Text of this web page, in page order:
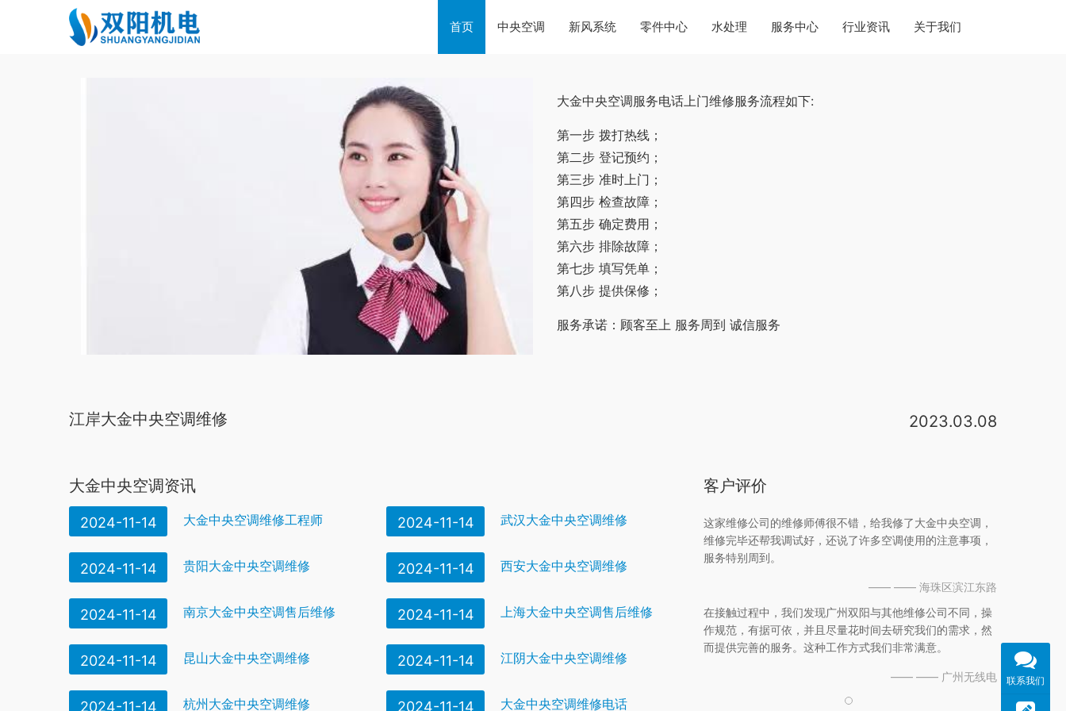
首页 中央空调 新风系统 零件中心 水处理 服务中心 行业资讯 关于我们
大金中央空调服务电话上门维修服务流程如下:
第一步 拨打热线；
第二步 登记预约；
第三步 准时上门；
第四步 检查故障；
第五步 确定费用；
第六步 排除故障；
第七步 填写凭单；
第八步 提供保修；
服务承诺：顾客至上 服务周到 诚信服务
江岸大金中央空调维修 2023.03.08
大金中央空调资讯
2024-11-14 大金中央空调维修工程师 2024-11-14 武汉大金中央空调维修
2024-11-14 贵阳大金中央空调维修 2024-11-14 西安大金中央空调维修
2024-11-14 南京大金中央空调售后维修 2024-11-14 上海大金中央空调售后维修
2024-11-14 昆山大金中央空调维修 2024-11-14 江阴大金中央空调维修
2024-11-14 杭州大金中央空调维修 2024-11-14 大金中央空调维修电话
客户评价
这家维修公司的维修师傅很不错，给我修了大金中央空调，
维修完毕还帮我调试好，还说了许多空调使用的注意事项，
服务特别周到。
—— —— 海珠区滨江东路
在接触过程中，我们发现广州双阳与其他维修公司不同，操
作规范，有据可依，并且尽量花时间去研究我们的需求，然
而提供完善的服务。这种工作方式我们非常满意。
—— —— 广州无线电 联系我们